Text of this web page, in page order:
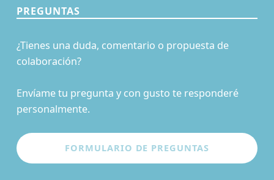
PREGUNTAS
¿Tienes una duda, comentario o propuesta de
colaboración?
Envíame tu pregunta y con gusto te responderé
personalmente.